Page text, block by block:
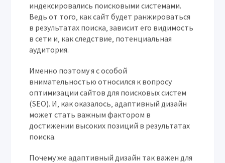
индексировались поисковыми системами.
Ведь от того‚ как сайт будет ранжироваться
в результатах поиска‚ зависит его видимость
в сети и‚ как следствие‚ потенциальная
аудитория.
Именно поэтому я с особой
внимательностью относился к вопросу
оптимизации сайтов для поисковых систем
(SEO). И‚ как оказалось‚ адаптивный дизайн
может стать важным фактором в
достижении высоких позиций в результатах
поиска.
Почему же адаптивный дизайн так важен для